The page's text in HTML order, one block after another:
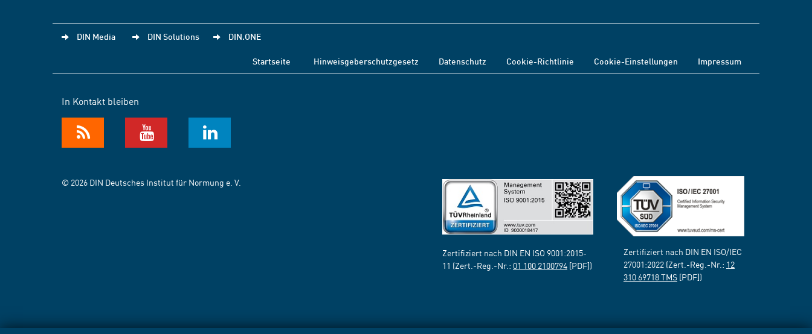
DIN Media DIN Solutions DIN.ONE
Startseite Hinweisgeberschutzgesetz Datenschutz Cookie-Richtlinie Cookie-Einstellungen Impressum
In Kontakt bleiben
© 2026 DIN Deutsches Institut für Normung e. V.
Zertifiziert nach DIN EN ISO 9001:2015-
11 (Zert.-Reg.-Nr.: 01 100 2100794 [PDF])
Zertifiziert nach DIN EN ISO/IEC
27001:2022 (Zert.-Reg.-Nr.: 12
310 69718 TMS [PDF])